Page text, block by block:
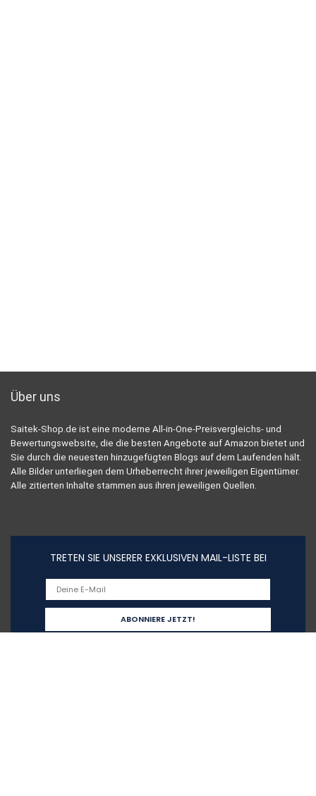
Über uns
Saitek-Shop.de ist eine moderne All-in-One-Preisvergleichs- und
Bewertungswebsite, die die besten Angebote auf Amazon bietet und
Sie durch die neuesten hinzugefügten Blogs auf dem Laufenden hält.
Alle Bilder unterliegen dem Urheberrecht ihrer jeweiligen Eigentümer.
Alle zitierten Inhalte stammen aus ihren jeweiligen Quellen.
TRETEN SIE UNSERER EXKLUSIVEN MAIL-LISTE BEI